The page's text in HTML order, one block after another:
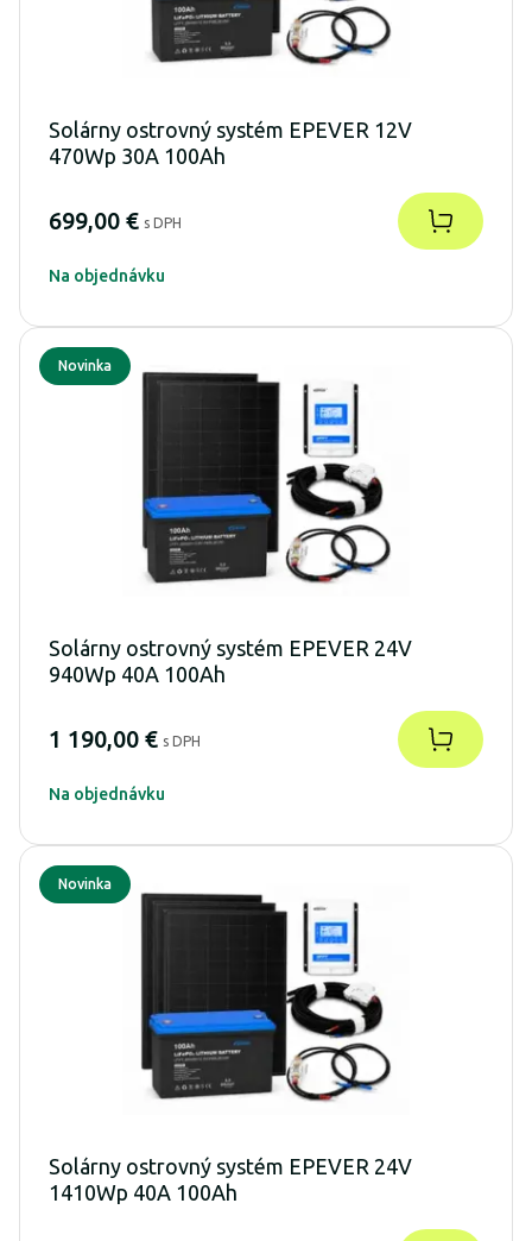
Solárny ostrovný systém EPEVER 12V
470Wp 30A 100Ah
699,00 € s DPH
Na objednávku
Novinka
Solárny ostrovný systém EPEVER 24V
940Wp 40A 100Ah
1 190,00 € s DPH
Na objednávku
Novinka
Solárny ostrovný systém EPEVER 24V
1410Wp 40A 100Ah